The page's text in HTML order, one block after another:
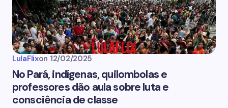
LulaFlixon 12/02/2025
No Pará, indígenas, quilombolas e
professores dão aula sobre luta e
consciência de classe